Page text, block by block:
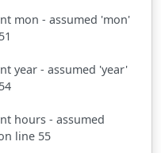
mon - assumed 'mon'
year - assumed 'year'
hours - assumed
line 55